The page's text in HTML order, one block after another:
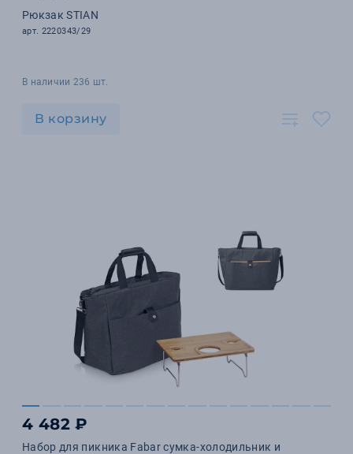
Рюкзак STIAN
арт. 2220343/29
В наличии 236 шт.
В корзину
4 482 ₽
Набор для пикника Fabar сумка-холодильник и